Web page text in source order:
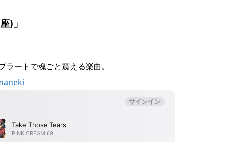
)」
ートで魂ごと震える楽曲。